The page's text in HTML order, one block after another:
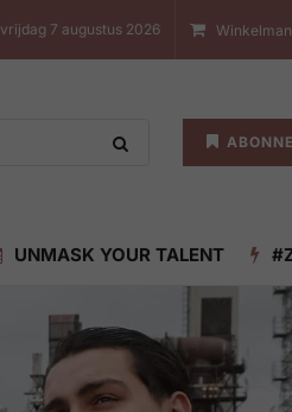
vrijdag 7 augustus 2026
UNMASK YOUR TALENT